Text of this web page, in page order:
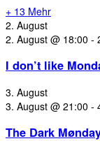
+ 13 Mehr
2. August
2. August @ 18:00 -
I don’t like
3. August
3. August @ 21:00 -
The Dark